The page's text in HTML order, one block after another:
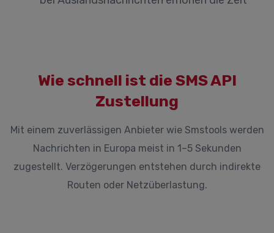
Wie schnell ist die SMS API
Zustellung
Mit einem zuverlässigen Anbieter wie Smstools werden
Nachrichten in Europa meist in 1–5 Sekunden
zugestellt. Verzögerungen entstehen durch indirekte
Routen oder Netzüberlastung.